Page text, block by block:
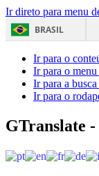
Ir direto para menu
BRASIL
Ir para o
Ir para o menu
Ir para a busca
Ir para o
GTranslate